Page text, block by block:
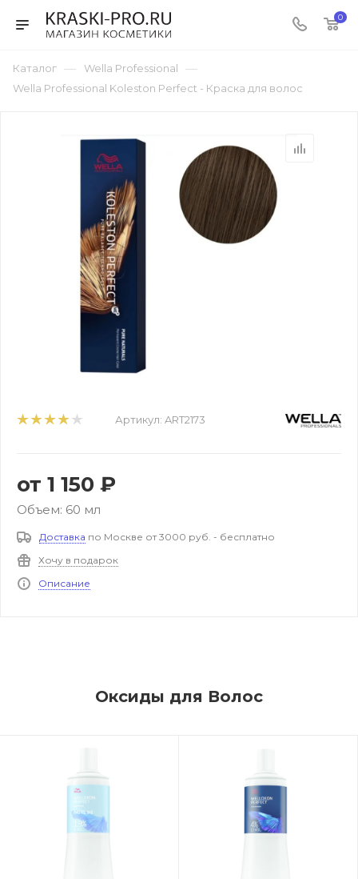
0
Каталог — Wella Professional —
Wella Professional Koleston Perfect - Краска для волос
Артикул: ART2173
от 1 150 ₽
Объем: 60 мл
Доставка по Москве от 3000 руб. - бесплатно
Хочу в подарок
Описание
Оксиды для Волос